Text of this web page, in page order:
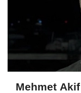
Mehmet